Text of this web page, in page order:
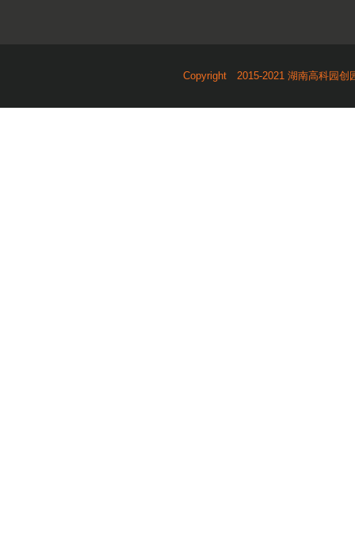
Copyright 2015-2021 湖南高科园创